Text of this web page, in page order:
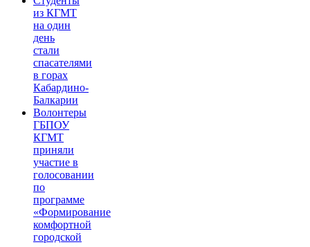
из КГМТ
на один
день
стали
спасателями
в горах
Кабардино-
Балкарии
Волонтеры
ГБПОУ
КГМТ
приняли
участие в
голосовании
по
программе
«Формирование
комфортной
городской